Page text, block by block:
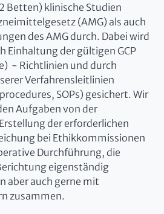
Betten) klinische Studien
(AMG) als auch
des AMG durch. Dabei wird
Einhaltung der gültigen GCP
- Richtlinien und durch
Verfahrensleitlinien
SOPs) gesichert. Wir
Aufgaben von der
der erforderlichen
bei Ethikkommissionen
Durchführung, die
eigenständig
aber auch gerne mit
zusammen.